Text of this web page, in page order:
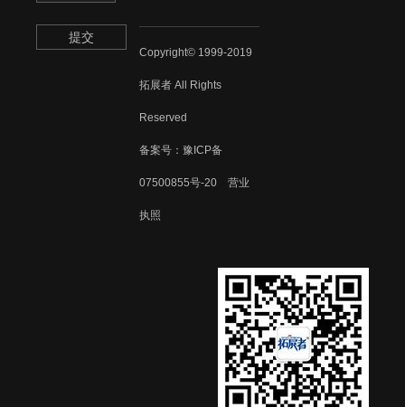
提交
Copyright© 1999-2019
拓展者 All Rights
Reserved
备案号：豫ICP备
07500855号-20 营业
执照